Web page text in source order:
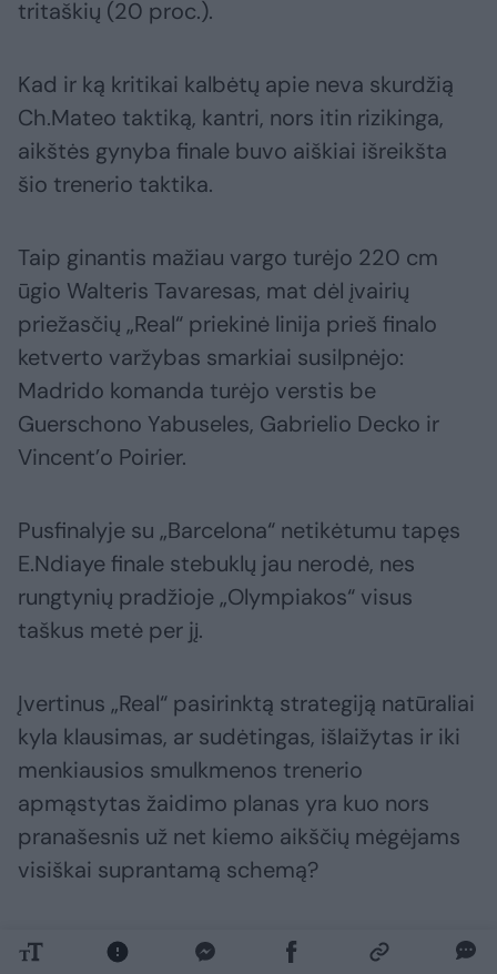
tritaškių (20 proc.).
Kad ir ką kritikai kalbėtų apie neva skurdžią
Ch.Mateo taktiką, kantri, nors itin rizikinga,
aikštės gynyba finale buvo aiškiai išreikšta
šio trenerio taktika.
Taip ginantis mažiau vargo turėjo 220 cm
ūgio Walteris Tavaresas, mat dėl įvairių
priežasčių „Real“ priekinė linija prieš finalo
ketverto varžybas smarkiai susilpnėjo:
Madrido komanda turėjo verstis be
Guerschono Yabuseles, Gabrielio Decko ir
Vincent’o Poirier.
Pusfinalyje su „Barcelona“ netikėtumu tapęs
E.Ndiaye finale stebuklų jau nerodė, nes
rungtynių pradžioje „Olympiakos“ visus
taškus metė per jį.
Įvertinus „Real“ pasirinktą strategiją natūraliai
kyla klausimas, ar sudėtingas, išlaižytas ir iki
menkiausios smulkmenos trenerio
apmąstytas žaidimo planas yra kuo nors
pranašesnis už net kiemo aikščių mėgėjams
visiškai suprantamą schemą?
Ch.Mateo, žinoma, pergudravo savo kolegą iš